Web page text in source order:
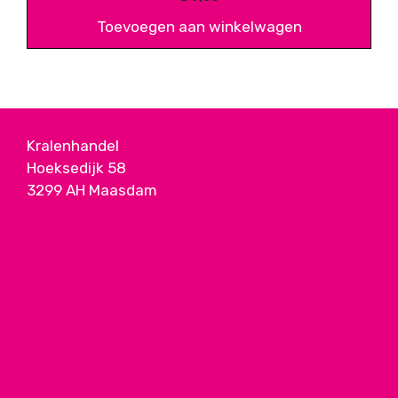
Toevoegen aan winkelwagen
Kralenhandel
Hoeksedijk 58
3299 AH Maasdam